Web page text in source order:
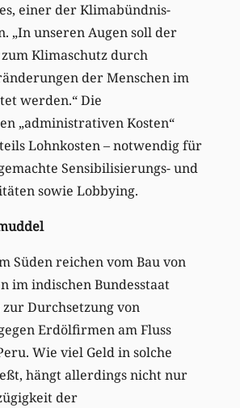
einer der Klimabündnis-
„In unseren Augen soll der
Klimaschutz durch
der Menschen im
werden.“ Die
„administrativen Kosten“
Lohnkosten – notwendig für
Sensibilisierungs- und
sowie Lobbying.
Süden reichen vom Bau von
im indischen Bundesstaat
Durchsetzung von
Erdölfirmen am Fluss
Wie viel Geld in solche
hängt allerdings nicht nur
der